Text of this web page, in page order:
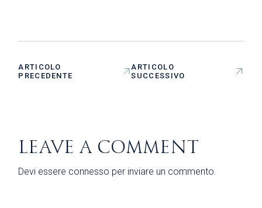
ARTICOLO
PRECEDENTE
ARTICOLO
SUCCESSIVO
LEAVE A COMMENT
Devi essere connesso per inviare un commento.